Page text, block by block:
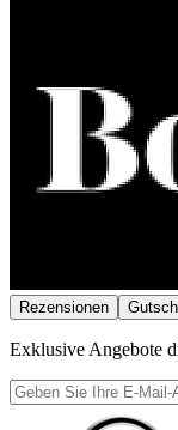
Rezensionen
Exklusive Angebote